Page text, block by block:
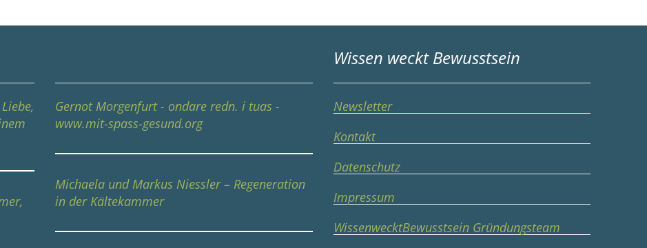
Gernot Morgenfurt - ondare redn. i tuas -
www.mit-spass-gesund.org
Michaela und Markus Niessler – Regeneration
in der Kältekammer
Wissen weckt Bewusstsein
Newsletter
Kontakt
Datenschutz
Impressum
WissenwecktBewusstsein Gründungsteam